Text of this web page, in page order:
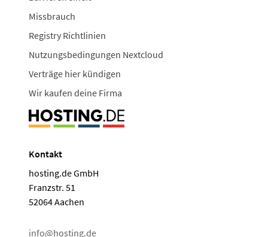
Missbrauch
Registry Richtlinien
Nutzungsbedingungen Nextcloud
Verträge hier kündigen
Wir kaufen deine Firma
Kontakt
hosting.de GmbH
Franzstr. 51
52064 Aachen
info@hosting.de